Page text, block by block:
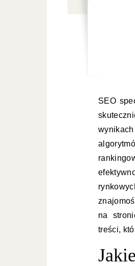
SEO
na
treści,